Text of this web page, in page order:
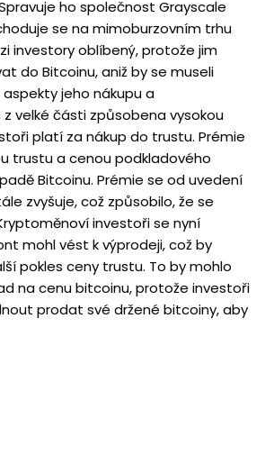
ho společnost Grayscale
se na mimoburzovním trhu
investory oblíbený, protože jim
do Bitcoinu, aniž by se museli
jeho nákupu a
z velké části způsobena vysokou
platí za nákup do trustu. Prémie
trustu a cenou podkladového
Bitcoinu. Prémie se od uvedení
zvyšuje, což způsobilo, že se
investoři se nyní
mohl vést k výprodeji, což by
pokles ceny trustu. To by mohlo
na cenu bitcoinu, protože investoři
prodat své držené bitcoiny, aby